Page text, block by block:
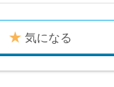
気になる